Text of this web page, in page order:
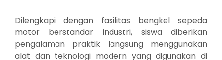
Dilengkapi dengan fasilitas bengkel sepeda
motor berstandar industri, siswa diberikan
pengalaman praktik langsung menggunakan
alat dan teknologi modern yang digunakan di